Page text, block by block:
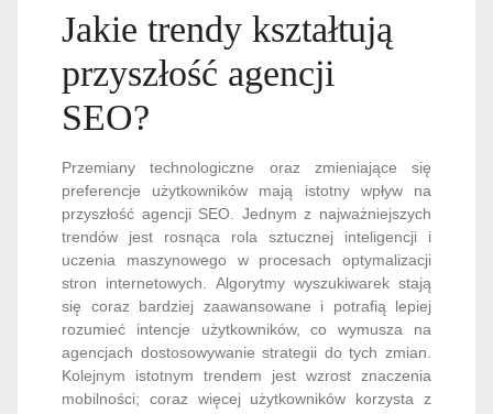
Jakie trendy kształtują
przyszłość agencji
SEO?
Przemiany technologiczne oraz zmieniające się
preferencje użytkowników mają istotny wpływ na
przyszłość agencji SEO. Jednym z najważniejszych
trendów jest rosnąca rola sztucznej inteligencji i
uczenia maszynowego w procesach optymalizacji
stron internetowych. Algorytmy wyszukiwarek stają
się coraz bardziej zaawansowane i potrafią lepiej
rozumieć intencje użytkowników, co wymusza na
agencjach dostosowywanie strategii do tych zmian.
Kolejnym istotnym trendem jest wzrost znaczenia
mobilności; coraz więcej użytkowników korzysta z